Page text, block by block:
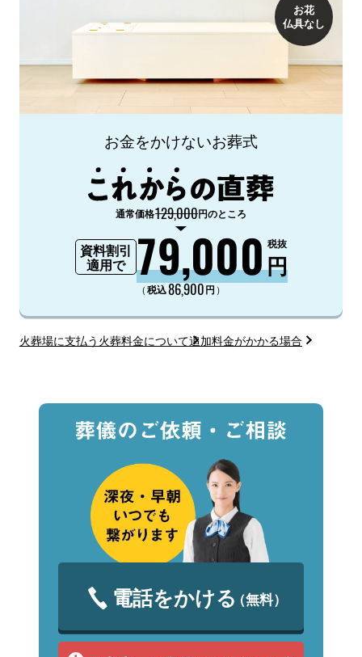
お花
仏具なし
お金をかけないお葬式
通常価格129,000円のところ
資料割引
適用で
79,000円
税抜
（税込86,900円 ）
火葬場に支払う火葬料金について追加料金がかかる場合
電話をかける（無料）